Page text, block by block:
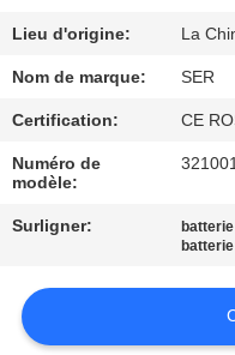
CONTRÔLE
DE
QUALITÉ
CONTACTEZ-
NOUS
NOUVELLES
Lieu d'origine: La
Nom de marque: SER
Certification: CE
Numéro de
modèle:
Surligner: